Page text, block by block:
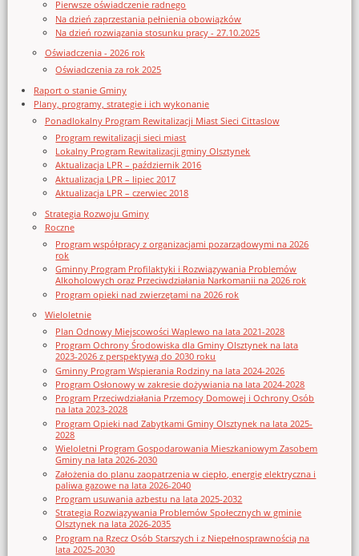
Pierwsze oświadczenie radnego
Na dzień zaprzestania pełnienia obowiązków
Na dzień rozwiązania stosunku pracy - 27.10.2025
Oświadczenia - 2026 rok
Oświadczenia za rok 2025
Raport o stanie Gminy
Plany, programy, strategie i ich wykonanie
Ponadlokalny Program Rewitalizacji Miast Sieci Cittaslow
Program rewitalizacji sieci miast
Lokalny Program Rewitalizacji gminy Olsztynek
Aktualizacja LPR – październik 2016
Aktualizacja LPR – lipiec 2017
Aktualizacja LPR – czerwiec 2018
Strategia Rozwoju Gminy
Roczne
Program współpracy z organizacjami pozarządowymi na 2026
rok
Gminny Program Profilaktyki i Rozwiązywania Problemów
Alkoholowych oraz Przeciwdziałania Narkomanii na 2026 rok
Program opieki nad zwierzętami na 2026 rok
Wieloletnie
Plan Odnowy Miejscowości Waplewo na lata 2021-2028
Program Ochrony Środowiska dla Gminy Olsztynek na lata
2023-2026 z perspektywą do 2030 roku
Gminny Program Wspierania Rodziny na lata 2024-2026
Program Osłonowy w zakresie dożywiania na lata 2024-2028
Program Przeciwdziałania Przemocy Domowej i Ochrony Osób
na lata 2023-2028
Program Opieki nad Zabytkami Gminy Olsztynek na lata 2025-
2028
Wieloletni Program Gospodarowania Mieszkaniowym Zasobem
Gminy na lata 2026-2030
Założenia do planu zaopatrzenia w ciepło, energię elektryczna i
paliwa gazowe na lata 2026-2040
Program usuwania azbestu na lata 2025-2032
Strategia Rozwiązywania Problemów Społecznych w gminie
Olsztynek na lata 2026-2035
Program na Rzecz Osób Starszych i z Niepełnosprawnością na
lata 2025-2030